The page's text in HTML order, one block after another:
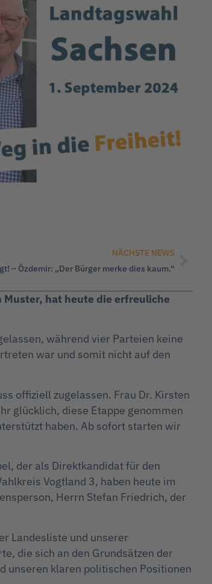
NÄCHSTE NEWS
– Özdemir: „Der Bürger merke dies kaum.“
hat heute die erfreuliche
während vier Parteien keine
war und somit nicht auf den
offiziell zugelassen. Frau Dr. Kirsten
glücklich, diese Etappe genommen
haben. Ab sofort starten wir
der als Direktkandidat für den
Vogtland 3, haben heute im
Herrn Stefan Friedrich, der
Landesliste und unserer
die sich an den Grundsätzen der
unseren klaren politischen Positionen